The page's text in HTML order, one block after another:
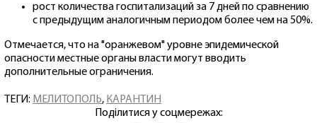
рост количества госпитализаций за 7 дней по сравнению
с предыдущим аналогичным периодом более чем на 50%.
Отмечается, что на "оранжевом" уровне эпидемической
опасности местные органы власти могут вводить
дополнительные ограничения.
ТЕГИ: МЕЛИТОПОЛЬ, КАРАНТИН
Поділитися у соцмережах: